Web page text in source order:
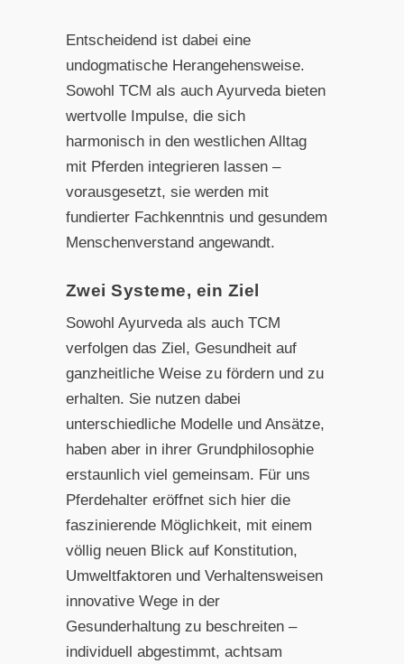
Entscheidend ist dabei eine
undogmatische Herangehensweise.
Sowohl TCM als auch Ayurveda bieten
wertvolle Impulse, die sich
harmonisch in den westlichen Alltag
mit Pferden integrieren lassen –
vorausgesetzt, sie werden mit
fundierter Fachkenntnis und gesundem
Menschenverstand angewandt.
Zwei Systeme, ein Ziel
Sowohl Ayurveda als auch TCM
verfolgen das Ziel, Gesundheit auf
ganzheitliche Weise zu fördern und zu
erhalten. Sie nutzen dabei
unterschiedliche Modelle und Ansätze,
haben aber in ihrer Grundphilosophie
erstaunlich viel gemeinsam. Für uns
Pferdehalter eröffnet sich hier die
faszinierende Möglichkeit, mit einem
völlig neuen Blick auf Konstitution,
Umweltfaktoren und Verhaltensweisen
innovative Wege in der
Gesunderhaltung zu beschreiten –
individuell abgestimmt, achtsam